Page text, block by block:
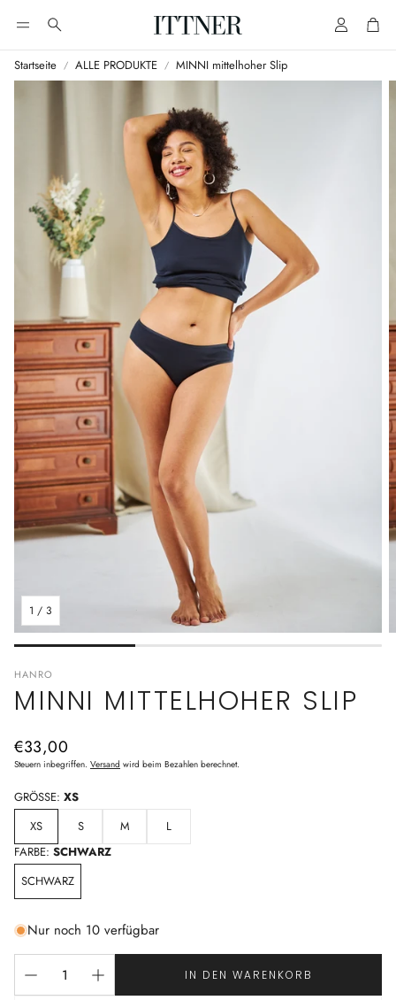
Suche AccountCart
Startseite ALLE PRODUKTE MINNI mittelhoher Slip
1 / 3
HANRO
MINNI MITTELHOHER SLIP
Normaler
Preis
€33,00
Steuern inbegriffen. Versand wird beim Bezahlen berechnet.
GRÖSSE: XS
XS
S M
L
FARBE: SCHWARZ
SCHWARZ
Nur noch 10 verfügbar
IN DEN WARENKORB